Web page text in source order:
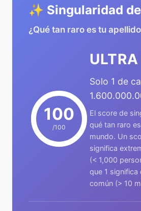
✨ Singularidad
¿Qué tan raro es tu
100
/100
Solo 1 de
El score de
qué tan raro
mundo. Un
significa
(< 1,000
que 1 significa
común (> 10